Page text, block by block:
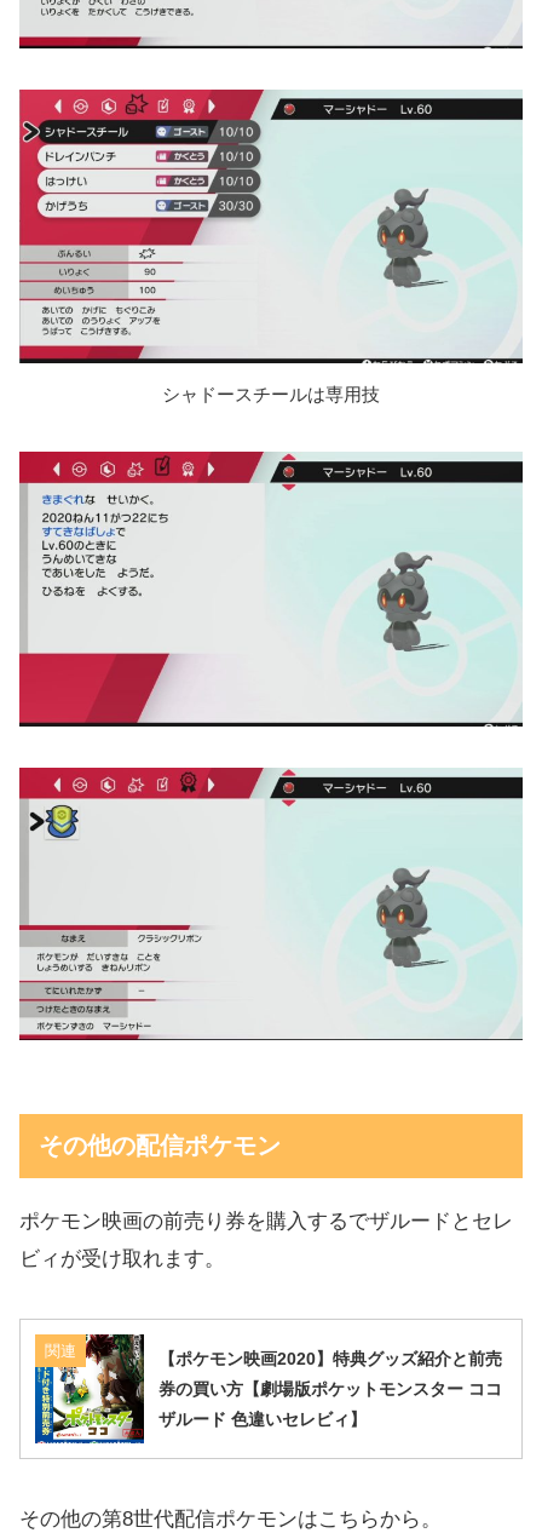
シャドースチールは専用技
その他の配信ポケモン
ポケモン映画の前売り券を購入するでザルードとセレ
ビィが受け取れます。
関連
【ポケモン映画2020】特典グッズ紹介と前売
券の買い方【劇場版ポケットモンスター ココ
ザルード 色違いセレビィ】
その他の第8世代配信ポケモンはこちらから。